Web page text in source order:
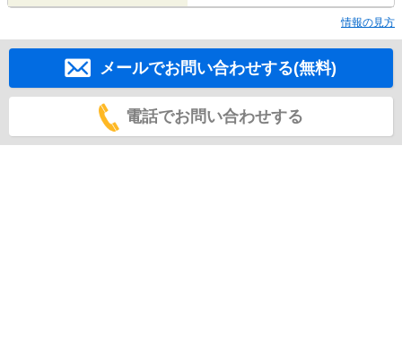
情報の見方
メールでお問い合わせする(無料)
電話でお問い合わせする